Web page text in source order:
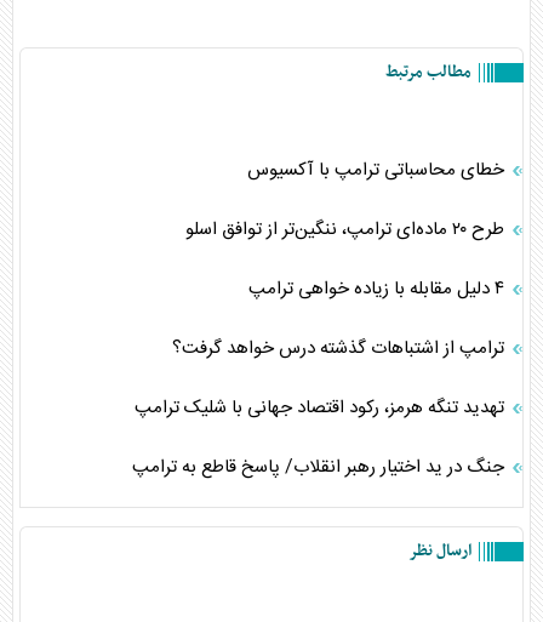
مطالب مرتبط
خطای محاسباتی ترامپ با آکسیوس
طرح ۲۰ ماده‌ای ترامپ، ننگین‌تر از توافق اسلو
ترامپ از اشتباهات گذشته درس خواهد گرفت؟
تهدید تنگه هرمز، رکود اقتصاد جهانی با شلیک ترامپ
جنگ در ید اختیار رهبر انقلاب/ پاسخ قاطع به ترامپ
ارسال نظر